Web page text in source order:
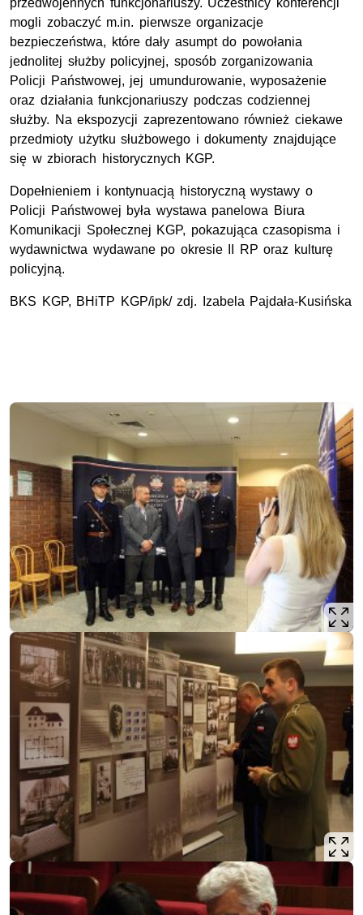
przedwojennych funkcjonariuszy. Uczestnicy konferencji
mogli zobaczyć m.in. pierwsze organizacje
bezpieczeństwa, które dały asumpt do powołania
jednolitej służby policyjnej, sposób zorganizowania
Policji Państwowej, jej umundurowanie, wyposażenie
oraz działania funkcjonariuszy podczas codziennej
służby. Na ekspozycji zaprezentowano również ciekawe
przedmioty użytku służbowego i dokumenty znajdujące
się w zbiorach historycznych KGP.
Dopełnieniem i kontynuacją historyczną wystawy o
Policji Państwowej była wystawa panelowa Biura
Komunikacji Społecznej KGP, pokazująca czasopisma i
wydawnictwa wydawane po okresie II RP oraz kulturę
policyjną.
BKS KGP, BHiTP KGP/ipk/ zdj. Izabela Pajdała-Kusińska